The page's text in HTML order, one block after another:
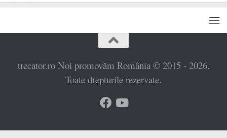
trecator.ro Noi promovăm România © 2015 - 2026.
Toate drepturile rezervate.